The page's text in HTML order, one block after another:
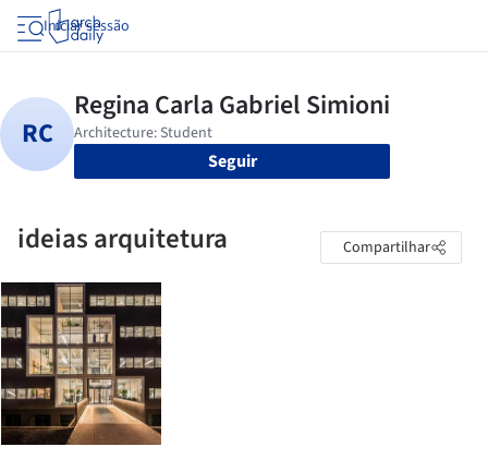
Iniciar sessão
Seguir
ideias arquitetura Compartilhar